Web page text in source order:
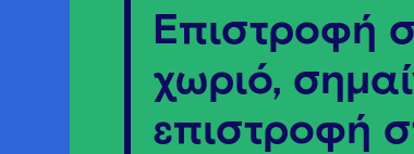
Επιστροφή
χωριό,
επιστροφή